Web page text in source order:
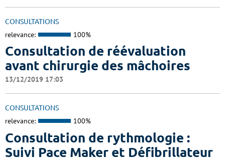
CONSULTATIONS
relevance: 100%
Consultation de réévaluation
avant chirurgie des mâchoires
13/12/2019 17:03
CONSULTATIONS
relevance: 100%
Consultation de rythmologie :
Suivi Pace Maker et Défibrillateur